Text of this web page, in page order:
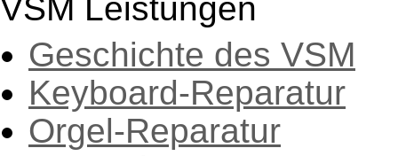
VSM Leistungen
Geschichte des VSM
Keyboard-Reparatur
Orgel-Reparatur